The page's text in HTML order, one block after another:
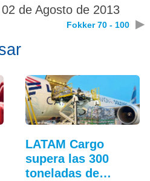
de Agosto de 2013
Fokker 70 - 100 ▶
LATAM Cargo
supera las 300
toneladas de